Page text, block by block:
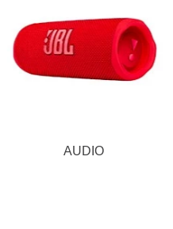
AUDIO